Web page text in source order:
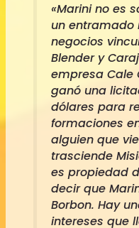
«Marini no es
un entramado
negocios
Blender y
empresa Cale
ganó una
dólares para
formaciones
alguien que
trasciende
es propiedad
decir que
Borbon. Hay
intereses que